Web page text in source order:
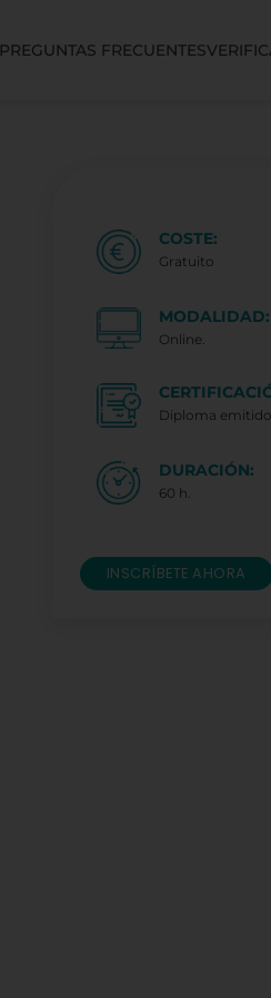
PREGUNTAS FRECUENTES
COSTE:
Gratuito
MODALIDAD:
Online.
Diploma
DURACIÓN:
60 h.
INSCRÍBETE AHORA